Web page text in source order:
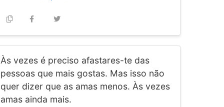
Às vezes é preciso afastares-te das
pessoas que mais gostas. Mas isso não
quer dizer que as amas menos. Às vezes
amas ainda mais.